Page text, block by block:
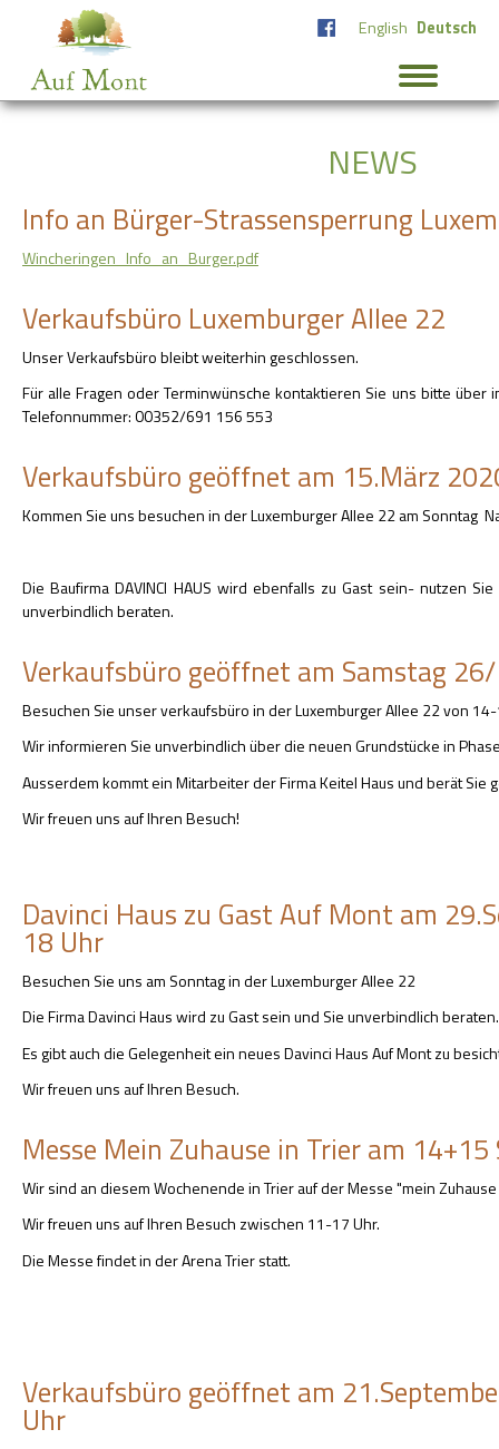
English Deutsch
NEWS
Info an Bürger-Strassensperrung
Wincheringen_Info_an_Burger.pdf
Verkaufsbüro Luxemburger Allee 22
Unser Verkaufsbüro bleibt weiterhin geschlossen.
Für alle Fragen oder Terminwünsche kontaktieren Sie uns bitte über
Telefonnummer: 00352/691 156 553
Verkaufsbüro geöffnet am 15.März
Kommen Sie uns besuchen in der Luxemburger Allee 22 am Sonntag
Die Baufirma DAVINCI HAUS wird ebenfalls zu Gast sein- nutzen
unverbindlich beraten.
Verkaufsbüro geöffnet am Samstag
Besuchen Sie unser verkaufsbüro in der Luxemburger Allee 22 von
Wir informieren Sie unverbindlich über die neuen Grundstücke in
Ausserdem kommt ein Mitarbeiter der Firma Keitel Haus und berät Sie
Wir freuen uns auf Ihren Besuch!
Davinci Haus zu Gast Auf Mont am
18 Uhr
Besuchen Sie uns am Sonntag in der Luxemburger Allee 22
Die Firma Davinci Haus wird zu Gast sein und Sie unverbindlich beraten.
Es gibt auch die Gelegenheit ein neues Davinci Haus Auf Mont zu
Wir freuen uns auf Ihren Besuch.
Messe Mein Zuhause in Trier am
Wir sind an diesem Wochenende in Trier auf der Messe "mein
Wir freuen uns auf Ihren Besuch zwischen 11-17 Uhr.
Die Messe findet in der Arena Trier statt.
Verkaufsbüro geöffnet am
Uhr